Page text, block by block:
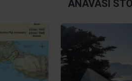
ANAVASI